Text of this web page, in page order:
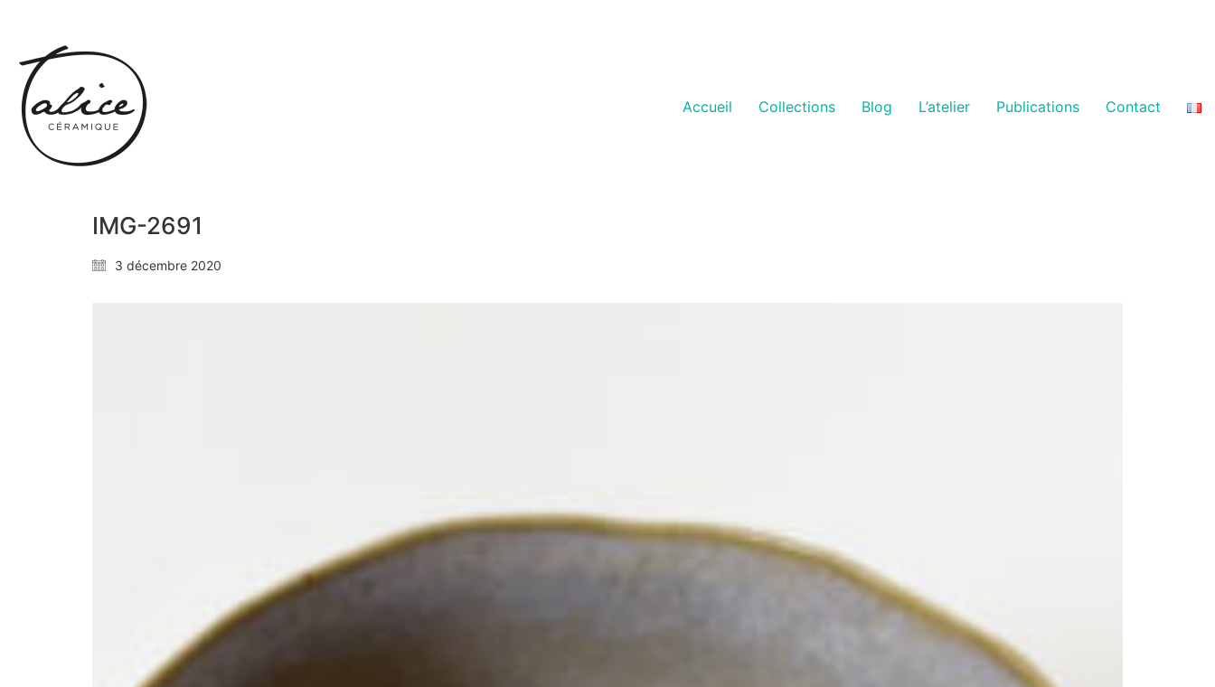
Accueil Collections Blog L’atelier Publications Contact
IMG-2691
3 décembre 2020